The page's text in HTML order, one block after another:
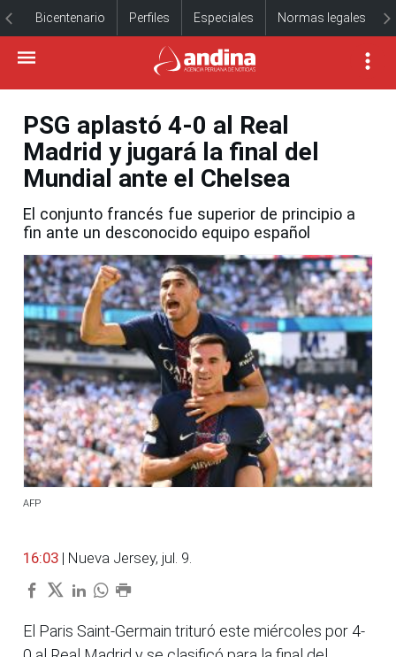
Bicentenario Perfiles Especiales Normas legales
PSG aplastó 4-0 al Real
Madrid y jugará la final del
Mundial ante el Chelsea
El conjunto francés fue superior de principio a
fin ante un desconocido equipo español
AFP
16:03 | Nueva Jersey, jul. 9.
El Paris Saint-Germain trituró este miércoles por 4-